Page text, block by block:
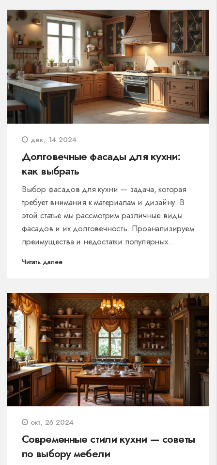
Зная эти простые советы, ваша кухня будет
всегда сиять чистотой без лишних усилий.
дек, 14 2024
Долговечные фасады для кухни:
как выбрать
Выбор фасадов для кухни — задача, которая
требует внимания к материалам и дизайну. В
этой статье мы рассмотрим различные виды
фасадов и их долговечность. Проанализируем
преимущества и недостатки популярных
ухаживать за избранными фасадами. Это
функциональной на долгие годы.
Читать далее
окт, 26 2024
Современные стили кухни — советы
по выбору мебели